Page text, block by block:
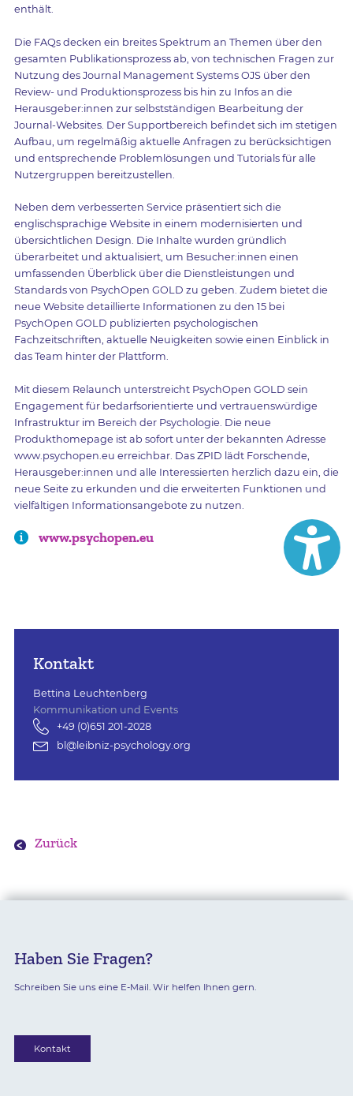
enthält.
Die FAQs decken ein breites Spektrum an Themen über den
gesamten Publikationsprozess ab, von technischen Fragen zur
Nutzung des Journal Management Systems OJS über den
Review- und Produktionsprozess bis hin zu Infos an die
Herausgeber:innen zur selbstständigen Bearbeitung der
Journal-Websites. Der Supportbereich befindet sich im stetigen
Aufbau, um regelmäßig aktuelle Anfragen zu berücksichtigen
und entsprechende Problemlösungen und Tutorials für alle
Nutzergruppen bereitzustellen.
Neben dem verbesserten Service präsentiert sich die
englischsprachige Website in einem modernisierten und
übersichtlichen Design. Die Inhalte wurden gründlich
überarbeitet und aktualisiert, um Besucher:innen einen
umfassenden Überblick über die Dienstleistungen und
Standards von PsychOpen GOLD zu geben. Zudem bietet die
neue Website detaillierte Informationen zu den 15 bei
PsychOpen GOLD publizierten psychologischen
Fachzeitschriften, aktuelle Neuigkeiten sowie einen Einblick in
das Team hinter der Plattform.
Mit diesem Relaunch unterstreicht PsychOpen GOLD sein
Engagement für bedarfsorientierte und vertrauenswürdige
Infrastruktur im Bereich der Psychologie. Die neue
Produkthomepage ist ab sofort unter der bekannten Adresse
www.psychopen.eu erreichbar. Das ZPID lädt Forschende,
Herausgeber:innen und alle Interessierten herzlich dazu ein, die
neue Seite zu erkunden und die erweiterten Funktionen und
vielfältigen Informationsangebote zu nutzen.
www.psychopen.eu
Kontakt
Bettina Leuchtenberg
Kommunikation und Events
+49 (0)651 201-2028
bl@leibniz-psychology.org
Zurück
Haben Sie Fragen?
Schreiben Sie uns eine E-Mail. Wir helfen Ihnen gern.
Kontakt